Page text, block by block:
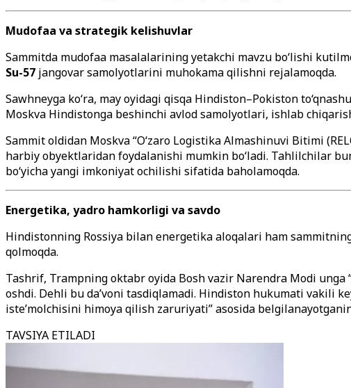
Mudofaa va strategik kelishuvlar
Sammitda mudofaa masalalarining yetakchi mavzu bo‘lishi
Su-57 jangovar samolyotlarini muhokama qilishni rejalamoqda.
Sawhneyga ko‘ra, may oyidagi qisqa Hindiston–Pokiston
Moskva Hindistonga beshinchi avlod samolyotlari, ishlab
Sammit oldidan Moskva “O‘zaro Logistika Almashinuvi Bitimi
harbiy obyektlaridan foydalanishi mumkin bo‘ladi. Tahlilchilar
bo‘yicha yangi imkoniyat ochilishi sifatida baholamoqda.
Energetika, yadro hamkorligi va savdo
Hindistonning Rossiya bilan energetika aloqalari ham
qolmoqda.
Tashrif, Trampning oktabr oyida Bosh vazir Narendra Modi
oshdi. Dehli bu da’voni tasdiqlamadi. Hindiston hukumati vakili
iste’molchisini himoya qilish zaruriyati” asosida
TAVSIYA ETILADI